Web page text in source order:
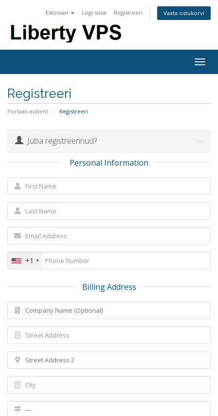
Estonian Logi sisse Registreeri Vaata ostukorvi
Registreeri
Portaali avaleht Registreeri
Juba registreerinud?
Personal Information
+1
Billing Address